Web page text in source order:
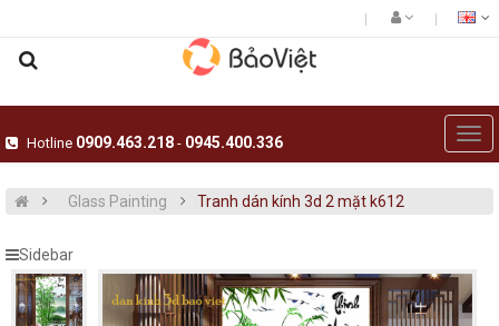
Hotline 0909.463.218 - 0945.400.336
Glass Painting Tranh dán kính 3d 2 mặt k612
Sidebar
Giấy dán tường hàn quốc luxury 5001-
15018-3..
Tranh dán kính 3d